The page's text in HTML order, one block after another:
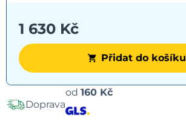
1 630 Kč
Přidat do košíku
Doprava
od 160 Kč